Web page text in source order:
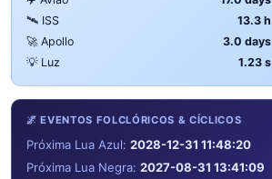
🛰️ ISS
13.3 h
🚀 Apollo
3.0 days
💡 Luz
1.23 s
🌌 EVENTOS FOLCLÓRICOS & CÍCLICOS
Próxima Lua Azul: 2028-12-31 11:48:20
Próxima Lua Negra: 2027-08-31 13:41:09